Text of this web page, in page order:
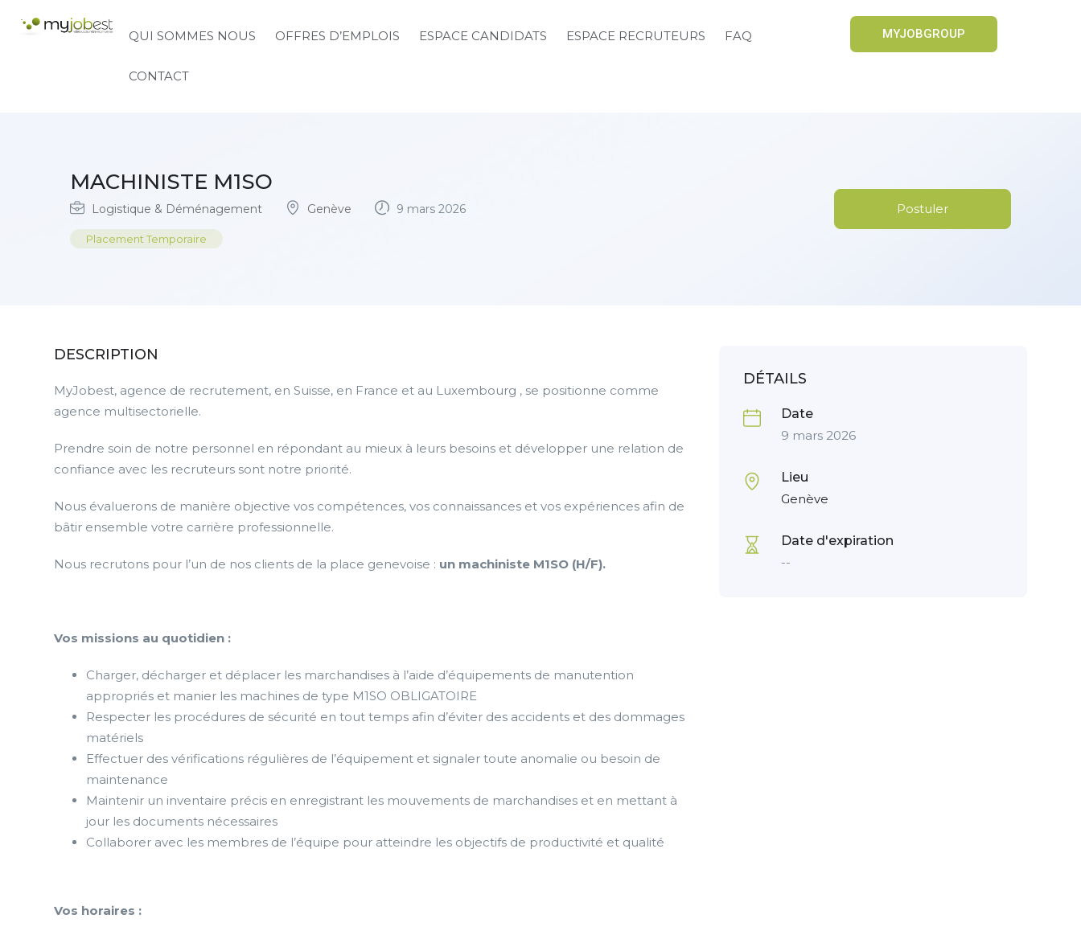
QUI SOMMES NOUS OFFRES D’EMPLOIS ESPACE CANDIDATS ESPACE RECRUTEURS FAQ
CONTACT
MYJOBGROUP
MACHINISTE M1SO
Logistique & Déménagement Genève 9 mars 2026
Placement Temporaire
Postuler
DESCRIPTION
MyJobest, agence de recrutement, en Suisse, en France et au Luxembourg , se positionne comme
agence multisectorielle.
Prendre soin de notre personnel en répondant au mieux à leurs besoins et développer une relation de
confiance avec les recruteurs sont notre priorité.
Nous évaluerons de manière objective vos compétences, vos connaissances et vos expériences afin de
bâtir ensemble votre carrière professionnelle.
Nous recrutons pour l’un de nos clients de la place genevoise : un machiniste M1SO (H/F).
Vos missions au quotidien :
Charger, décharger et déplacer les marchandises à l’aide d’équipements de manutention
appropriés et manier les machines de type M1SO OBLIGATOIRE
Respecter les procédures de sécurité en tout temps afin d’éviter des accidents et des dommages
matériels
Effectuer des vérifications régulières de l’équipement et signaler toute anomalie ou besoin de
maintenance
Maintenir un inventaire précis en enregistrant les mouvements de marchandises et en mettant à
jour les documents nécessaires
Collaborer avec les membres de l’équipe pour atteindre les objectifs de productivité et qualité
Vos horaires :
DÉTAILS
Date
9 mars 2026
Lieu
Genève
Date d'expiration
--